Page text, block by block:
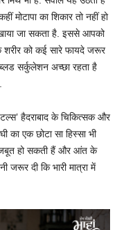
मोटापा का शिकार तो नहीं हो
जा सकता है. इससे आपको
शरीर को कई सारे फायदे जरूर
सर्कुलेशन अच्छा रहता है
हैदराबाद के चिकित्सक और
का एक छोटा सा हिस्सा भी
हो सकती हैं और आंत के
जरूर दी कि भारी मात्रा में